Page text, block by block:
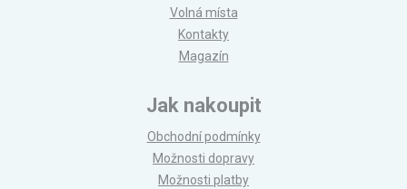
Volná místa
Kontakty
Magazín
Jak nakoupit
Obchodní podmínky
Možnosti dopravy
Možnosti platby